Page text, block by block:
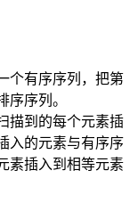
个有序序列，把第
序序列。
描到的每个元素插
入的元素与有序序
素插入到相等元素